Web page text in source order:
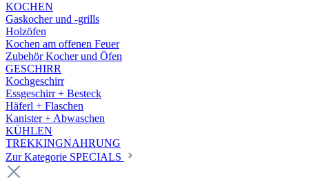
KOCHEN
Gaskocher und -grills
Holzöfen
Kochen am offenen Feuer
Zubehör Kocher und Öfen
GESCHIRR
Kochgeschirr
Essgeschirr + Besteck
Häferl + Flaschen
Kanister + Abwaschen
KÜHLEN
TREKKINGNAHRUNG
Zur Kategorie SPECIALS